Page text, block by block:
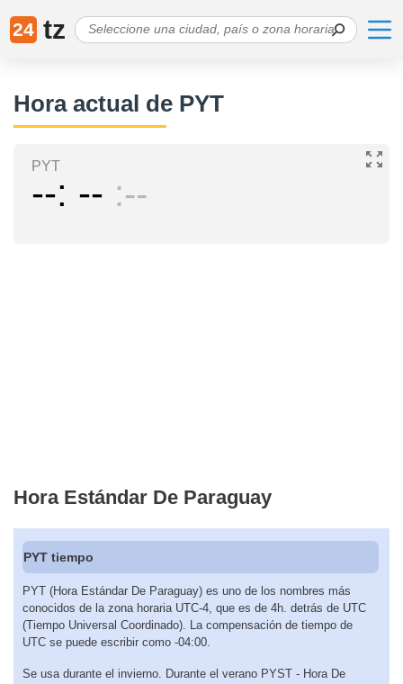
24 tz
Hora actual de PYT
PYT
-- -- --
Hora Estándar De Paraguay
PYT tiempo
PYT (Hora Estándar De Paraguay) es uno de los nombres más
conocidos de la zona horaria UTC-4, que es de 4h. detrás de UTC
(Tiempo Universal Coordinado). La compensación de tiempo de
UTC se puede escribir como -04:00.
Se usa durante el invierno. Durante el verano PYST - Hora De